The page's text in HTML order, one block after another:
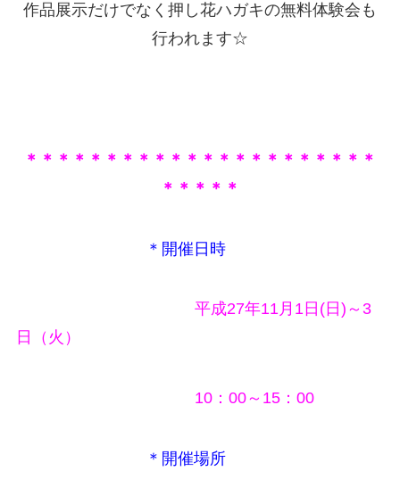
作品展示だけでなく押し花ハガキの無料体験会も
行われます☆
＊＊＊＊＊＊＊＊＊＊＊＊＊＊＊＊＊＊＊＊＊＊
＊＊＊＊＊
＊開催日時
平成27年11月1日(日)～3
日（火）
10：00～15：00
＊開催場所